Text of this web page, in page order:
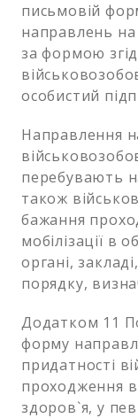
письмовій
направлень на
за формою
особистий
Направлення
перебувають
також
бажання
мобілізації в
органі,
порядку,
Додатком 11
форму
придатності
проходження
здоров`я, у